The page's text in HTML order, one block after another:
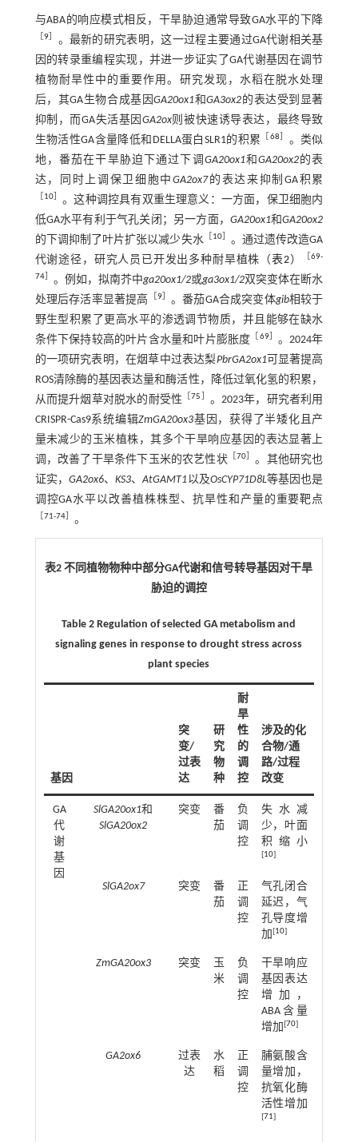
与ABA的响应模式相反，干旱胁迫通常导致GA水平的下降
9］ 。最新的研究表明，这一过程主要通过GA代谢相关基
因的转录重编程实现，并进一步证实了GA代谢基因在调节
植物耐旱性中的重要作用。研究发现，水稻在脱水处理
后，其GA生物合成基因GA20ox1和GA3ox2 的表达受到显著
抑制，而GA失活基因 GA2ox则被快速诱导表达，最终导致
生物活性GA含量降低和DELLA蛋白SLR1的积累
68
。类似
地，番茄在干旱胁迫下通过下调 GA20ox1和GA20ox2 的表
达，同时上调保卫细胞中GA2ox7的表达来抑制GA积累
10］ 。这种调控具有双重生理意义：一方面，保卫细胞内
低GA水平有利于气孔关闭；另一方面， GA20ox1和GA20ox2
的下调抑制了叶片扩张以减少失水
10］ 。通过遗传改造GA
代谢途径，研究人员已开发出多种耐旱植株（表2） ［69-
74］ 。例如，拟南芥中ga20ox1/2或ga3ox1/2双突变体在断水
处理后存活率显著提高
9］ 。番茄GA合成突变体gib相较于
野生型积累了更高水平的渗透调节物质，并且能够在缺水
条件下保持较高的叶片含水量和叶片膨胀度
69］ 。2024年
的一项研究表明，在烟草中过表达梨PbrGA2ox1可显著提高
ROS清除酶的基因表达量和酶活性，降低过氧化氢的积累，
从而提升烟草对脱水的耐受性 ［75
。2023年，研究者利用
CRISPR-Cas9系统编辑ZmGA20ox3基因，获得了半矮化且产
量未减少的玉米植株，其多个干旱响应基因的表达显著上
调，改善了干旱条件下玉米的农艺性状［70
。其他研究也
证实， GA2ox6、KS3、AtGAMT1以及OsCYP71D8L等基因也是
调控GA水平以改善植株株型、抗旱性和产量的重要靶点
71-74］ 。
表2 不同植物物种中部分GA代谢和信号转导基因对干旱
胁迫的调控
Table 2 Regulation of selected GA metabolism and
signaling genes in response to drought stress across
plant species
基因
突
变/
过表
达
研
究
物
种
耐
旱
性
的
调
控
涉及的化
合物/通
路/过程
改变
GA
代
谢
基
因
SlGA20ox1和
SlGA20ox2
突变
番
茄
负
调
控
失水减
少，叶面
积缩小
[10]
SlGA2ox7 突变
番
茄
正
调
控
气孔闭合
延迟，气
孔导度增
加 [10]
ZmGA20ox3 突变
玉
米
负
调
控
干旱响应
基因表达
增加，
ABA含量
增加 [70]
GA2ox6
过表
达
水
稻
正
调
控
脯氨酸含
量增加，
抗氧化酶
活性增加
[71]